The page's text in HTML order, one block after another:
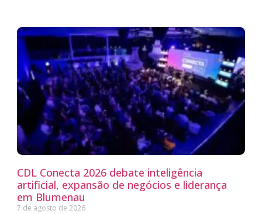
CDL Conecta 2026 debate inteligência
artificial, expansão de negócios e liderança
em Blumenau
7 de agosto de 2026